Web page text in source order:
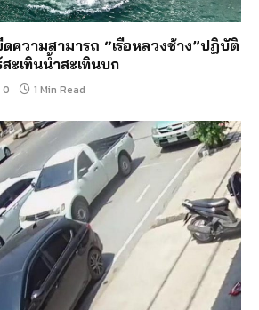
ความสามารถ “เรือหลวงช้าง”ปฏิบัติ
ะเทินน้ำสะเทินบก
0 1 Min Read